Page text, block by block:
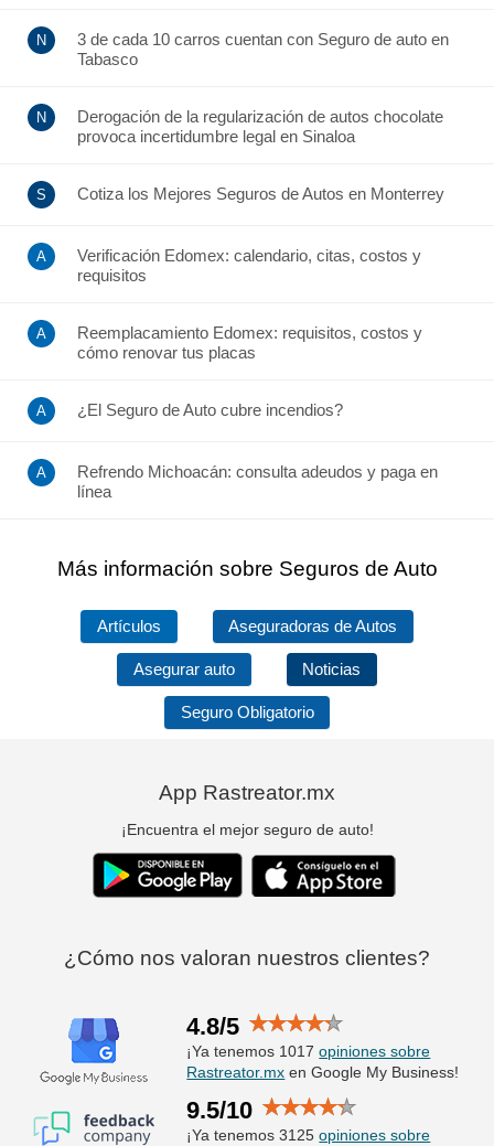
3 de cada 10 carros cuentan con Seguro de auto en
Tabasco
Derogación de la regularización de autos chocolate
provoca incertidumbre legal en Sinaloa
Cotiza los Mejores Seguros de Autos en Monterrey
Verificación Edomex: calendario, citas, costos y
requisitos
Reemplacamiento Edomex: requisitos, costos y
cómo renovar tus placas
¿El Seguro de Auto cubre incendios?
Refrendo Michoacán: consulta adeudos y paga en
línea
Más información sobre Seguros de Auto
Artículos Aseguradoras de Autos
Asegurar auto Noticias
Seguro Obligatorio
App Rastreator.mx
¡Encuentra el mejor seguro de auto!
¿Cómo nos valoran nuestros clientes?
4.8/5
¡Ya tenemos 1017opiniones sobre
Rastreator.mx en Google My Business!
9.5/10
¡Ya tenemos 3125opiniones sobre